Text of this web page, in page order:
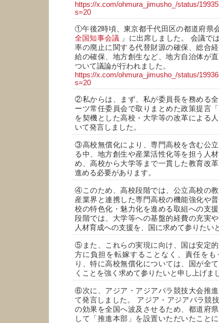
https://x.com/ohmura_jimusho_/status/
s=20
①午後2時頃、東京都千代田区の都道府県
全国知事会議 」に出席しました。 会議で
率の廃止に関する代替財源の確保、総合
給の確保、地方創生など、地方自治体が
ついて議論が行われました。
https://x.com/ohmura_jimusho_/status/
s=20
②私からは、まず、私が委員長を務める
ーツ常任委員会で取りまとめた政策提言
を契機とした高校・大学等の改革による
いて発言しました。
③高校無償化により、専門高校を含む公
る中、地方創生や産業活性化等を担う人
め、高校から大学等まで一貫した教育改
進める必要があります。
④このため、高校段階では、公立高校の
産業界と連携した専門高校の機能強化や
校の特色化・魅力化を進める取組への支
段階では、大学等への基盤的経費の充実
人材育成への支援を、国に求めて参りたい
⑤また、これらの実現に向け、国は安定
方に負担を転嫁することなく、責任を
り、特に高校無償化については、国が全
くことを強く求めて参りたいと申し上げま
⑥次に、アジア・アジアパラ競技大会推
て発言しました。 アジア・アジアパラ競
の効果を全国へ波及させるため、都道府
して「推進本部」を設置いただいたこと